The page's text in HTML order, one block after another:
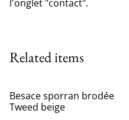
l'onglet "contact".
Related items
Besace sporran brodée
Tweed beige